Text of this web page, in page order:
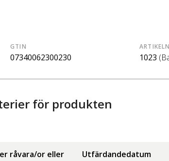
GTIN
07340062300230 1023
för produkten
råvara/or eller
Utfärdandedatum